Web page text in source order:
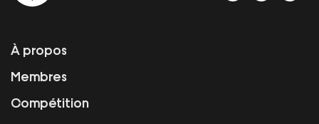
À propos
Membres
Compétition